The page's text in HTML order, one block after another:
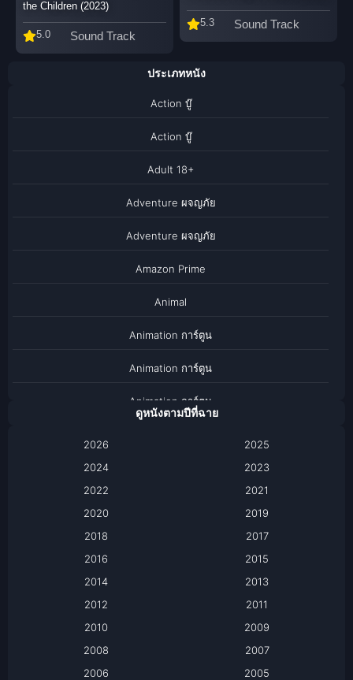
the Children (2023)
5.0 Sound Track
5.3 Sound Track
ประเภทหนัง
Action บู๊
Action บู๊
Adult 18+
Adventure ผจญภัย
Adventure ผจญภัย
Amazon Prime
Animal
Animation การ์ตูน
Animation การ์ตูน
Animation การ์ตูน
Based on a True Story เรื่องจริง
Based on a True Story เรื่องจริง
ดูหนังตามปีที่ฉาย
2026
2025
2024
2023
2022
2021
2020
2019
2018
2017
2016
2015
2014
2013
2012
2011
2010
2009
2008
2007
2006
2005